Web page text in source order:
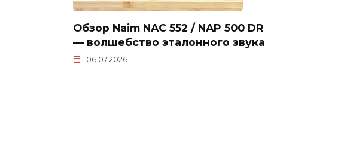
Обзор Naim NAC 552 / NAP 500 DR
— волшебство эталонного звука
06.07.2026